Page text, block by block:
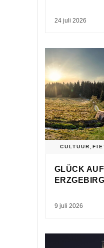
24 juli 2026
CULTUUR
GLÜCK
9 juli 2026